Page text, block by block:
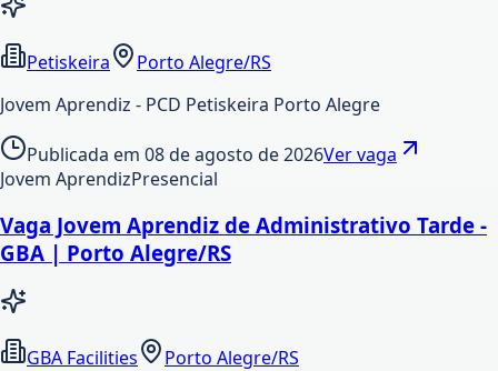
Petiskeira
Porto Alegre/RS
Jovem Aprendiz - PCD Petiskeira Porto Alegre
Publicada em 08 de agosto de 2026Ver vaga
Jovem AprendizPresencial
Vaga Jovem Aprendiz de Administrativo Tarde -
GBA | Porto Alegre/RS
GBA Facilities
Porto Alegre/RS